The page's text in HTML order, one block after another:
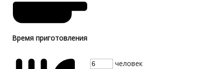
Время приготовления
человек